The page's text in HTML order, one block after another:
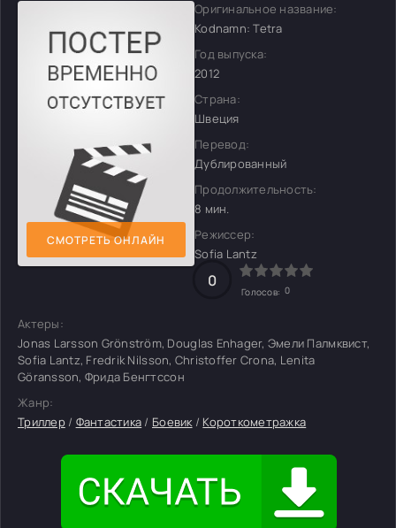
СМОТРЕТЬ ОНЛАЙН
Оригинальное название:
Kodnamn: Tetra
Год выпуска:
2012
Страна:
Швеция
Перевод:
Дублированный
Продолжительность:
8 мин.
Режиссер:
Sofia Lantz
0
Голосов: 0
Актеры:
Jonas Larsson Grönström, Douglas Enhager, Эмели Палмквист,
Sofia Lantz, Fredrik Nilsson, Christoffer Crona, Lenita
Göransson, Фрида Бенгтссон
Жанр:
Триллер/ Фантастика / Боевик/ Короткометражка